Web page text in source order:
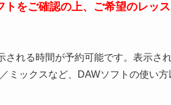
をご確認の上、ご希望のレッ
される時間が予約可能です。表示さ
ミックスなど、DAWソフトの使い